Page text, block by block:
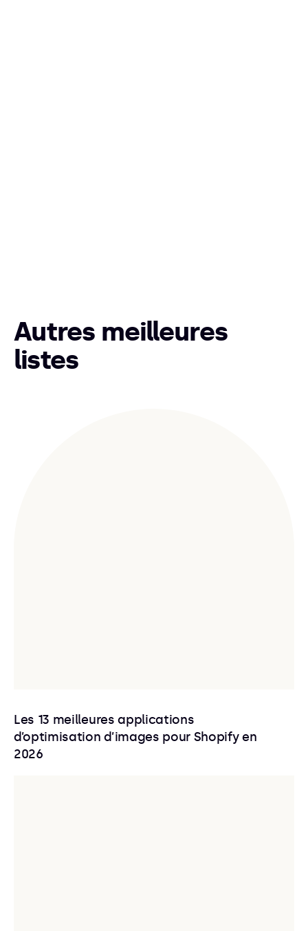
Autres meilleures
listes
Les 13 meilleures applications
d’optimisation d’images pour Shopify en
2026